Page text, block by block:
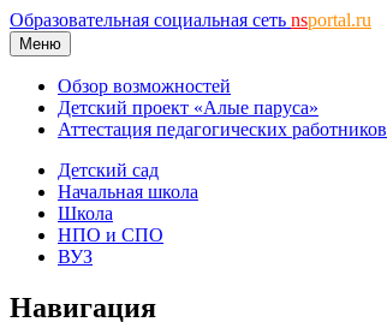
Образовательная социальная сеть nsportal.ru
Меню
Обзор возможностей
Детский проект «Алые паруса»
Аттестация педагогических работников
Детский сад
Начальная школа
Школа
НПО и СПО
ВУЗ
Навигация